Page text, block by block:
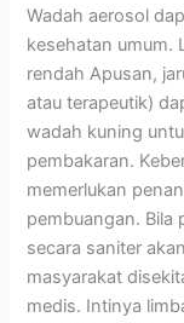
Wadah aerosol
kesehatan umum.
rendah Apusan,
atau terapeutik)
wadah kuning
pembakaran.
memerlukan
pembuangan. Bila
secara saniter
masyarakat
medis. Intinya